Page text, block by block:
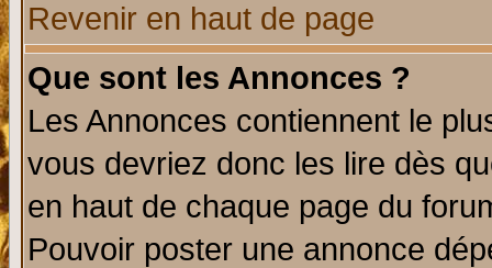
Revenir en haut de page
Que sont les Annonces ?
Les Annonces contiennent le
vous devriez donc les lire dès
en haut de chaque page du
Pouvoir poster une annonce